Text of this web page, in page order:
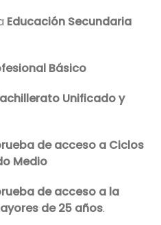
Educación Secundaria
Básico
Unificado y
de acceso a Ciclos
Medio
de acceso a la
de 25 años.